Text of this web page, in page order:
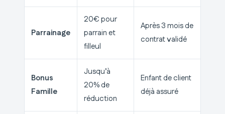
Parrainage
20€ pour
parrain et
filleul
Après 3 mois de
contrat validé
Bonus
Famille
Jusqu’à
20% de
réduction
Enfant de client
déjà assuré